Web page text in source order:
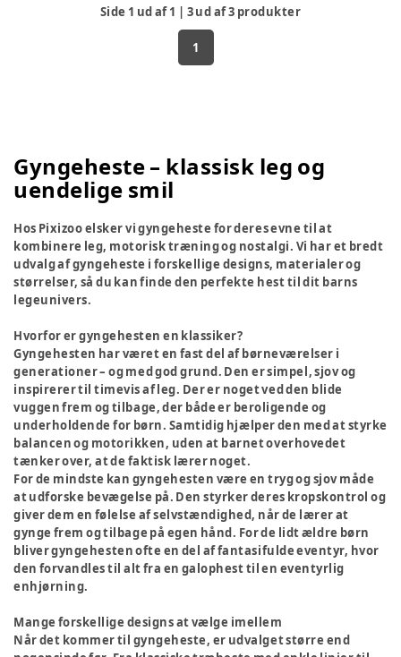
Side 1 ud af1 | 3ud af3 produkter
1
Gyngeheste – klassisk leg og
uendelige smil
Hos Pixizoo elsker vi gyngeheste for deres evne til at
kombinere leg, motorisk træning og nostalgi. Vi har et bredt
udvalg af gyngeheste i forskellige designs, materialer og
størrelser, så du kan finde den perfekte hest til dit barns
legeunivers.
Hvorfor er gyngehesten en klassiker?
Gyngehesten har været en fast del af børneværelser i
generationer – og med god grund. Den er simpel, sjov og
inspirerer til timevis af leg. Der er noget ved den blide
vuggen frem og tilbage, der både er beroligende og
underholdende for børn. Samtidig hjælper den med at styrke
balancen og motorikken, uden at barnet overhovedet
tænker over, at de faktisk lærer noget.
For de mindste kan gyngehesten være en tryg og sjov måde
at udforske bevægelse på. Den styrker deres kropskontrol og
giver dem en følelse af selvstændighed, når de lærer at
gynge frem og tilbage på egen hånd. For de lidt ældre børn
bliver gyngehesten ofte en del af fantasifulde eventyr, hvor
den forvandles til alt fra en galophest til en eventyrlig
enhjørning.
Mange forskellige designs at vælge imellem
Når det kommer til gyngeheste, er udvalget større end